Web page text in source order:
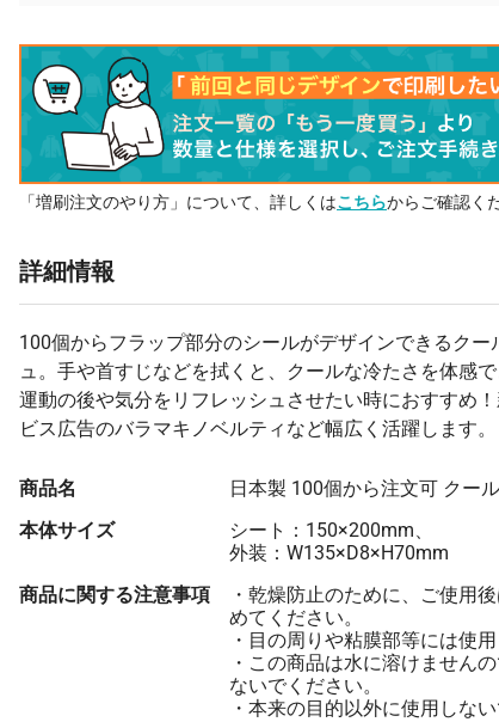
「増刷注文のやり方」について、詳しくはこちらからご確認く
詳細情報
100個からフラップ部分のシールがデザインできるクー
ュ。手や首すじなどを拭くと、クールな冷たさを体感で
運動の後や気分をリフレッシュさせたい時におすすめ
ビス広告のバラマキノベルティなど幅広く活躍します。
商品名
日本製 100個から注文可 クー
本体サイズ
シート：150×200mm、
外装：W135×D8×H70mm
商品に関する注意事項
・乾燥防止のために、ご使用
めてください。
・目の周りや粘膜部等には使
・この商品は水に溶けません
ないでください。
・本来の目的以外に使用しない